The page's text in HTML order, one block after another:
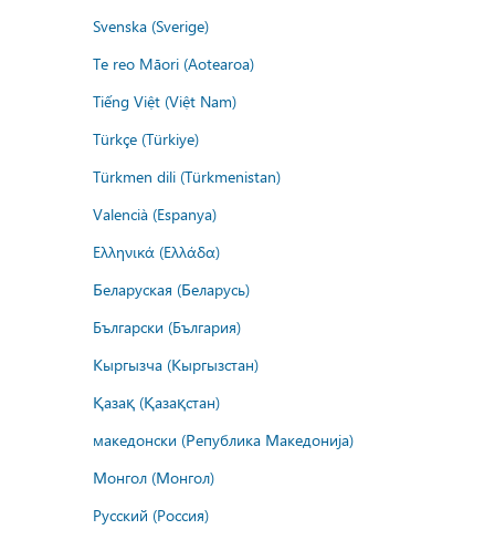
Svenska (Sverige)
Te reo Māori (Aotearoa)
Tiếng Việt (Việt Nam)
Türkçe (Türkiye)
Türkmen dili (Türkmenistan)
Valencià (Espanya)
Ελληνικά (Ελλάδα)
Беларуская (Беларусь)
Български (България)
Кыргызча (Кыргызстан)
Қазақ (Қазақстан)
македонски (Република Македонија)
Монгол (Монгол)
Русский (Россия)